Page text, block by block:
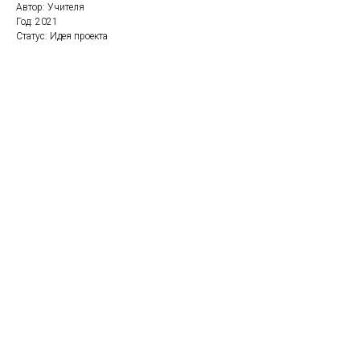
Автор: Учителя
Год: 2021
Статус: Идея проекта